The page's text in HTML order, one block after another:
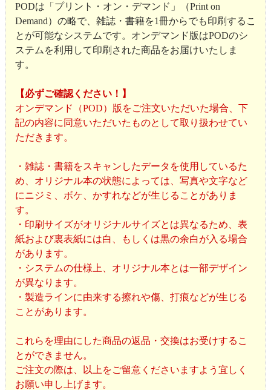
PODは「プリント・オン・デマンド」（Print on
Demand）の略で、雑誌・書籍を1冊からでも印刷するこ
とが可能なシステムです。オンデマンド版はPODのシ
ステムを利用して印刷された商品をお届けいたしま
す。
【必ずご確認ください！】
オンデマンド（POD）版をご注文いただいた場合、下
記の内容に同意いただいたものとして取り扱わせてい
ただきます。
・雑誌・書籍をスキャンしたデータを使用しているた
め、オリジナル本の状態によっては、写真や文字など
にニジミ、ボケ、かすれなどが生じることがありま
す。
・印刷サイズがオリジナルサイズとは異なるため、表
紙および裏表紙には白、もしくは黒の余白が入る場合
があります。
・システムの仕様上、オリジナル本とは一部デザイン
が異なります。
・製造ラインに由来する擦れや傷、打痕などが生じる
ことがあります。
これらを理由にした商品の返品・交換はお受けするこ
とができません。
ご注文の際は、以上をご留意くださいますよう宜しく
お願い申し上げます。